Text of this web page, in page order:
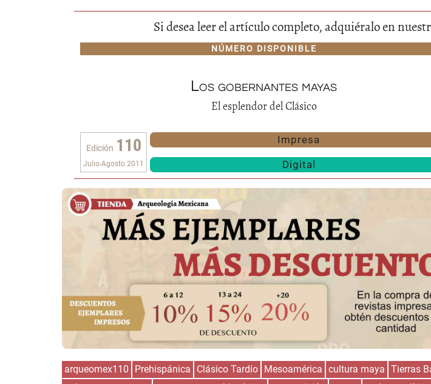
Si desea leer el artículo completo, adquiéralo en
NÚMERO DISPONIBLE
Los gobernantes mayas
El esplendor del Clásico
Edición 110
Julio-Agosto 2011
Impresa
Digital
arqueomex110 Prehispánica Clásico Tardío Mesoamérica cultura maya Tierras